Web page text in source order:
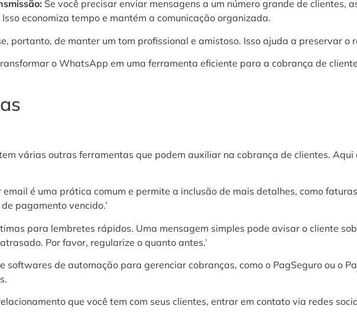
Se você precisar enviar mensagens a um número grande de clientes,
economiza tempo e mantém a comunicação organizada.
portanto, de manter um tom profissional e amistoso. Isso ajuda a preservar o
o WhatsApp em uma ferramenta eficiente para a cobrança de
várias outras ferramentas que podem auxiliar na cobrança de clientes. Aqui
email é uma prática comum e permite a inclusão de mais detalhes, como
pagamento vencido.’
para lembretes rápidos. Uma mensagem simples pode avisar o cliente
Por favor, regularize o quanto antes.’
softwares de automação para gerenciar cobranças, como o PagSeguro ou o
que você tem com seus clientes, entrar em contato via redes